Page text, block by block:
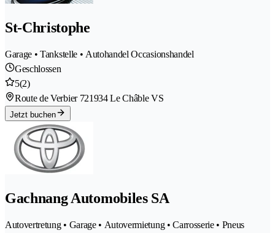
St-Christophe
Garage • Tankstelle • Autohandel Occasionshandel
Geschlossen
5(2)
Route de Verbier 721934 Le Châble VS
Jetzt buchen
Gachnang Automobiles SA
Autovertretung • Garage • Autovermietung • Carrosserie • Pneus